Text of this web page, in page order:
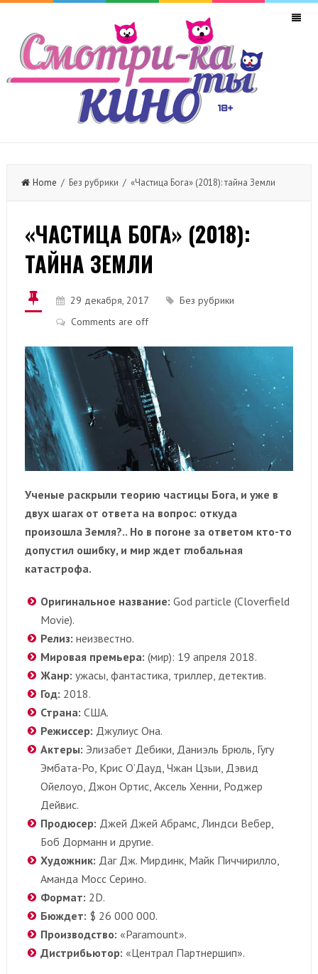
Home / Без рубрики / «Частица Бога» (2018): тайна Земли
«ЧАСТИЦА БОГА» (2018):
ТАЙНА ЗЕМЛИ
29 декабря, 2017
Без рубрики
Comments are off
Ученые раскрыли теорию частицы Бога, и уже в
двух шагах от ответа на вопрос: откуда
произошла Земля?.. Но в погоне за ответом кто-то
допустил ошибку, и мир ждет глобальная
катастрофа.
Оригинальное название: God particle (Cloverfield
Movie).
Релиз: неизвестно.
Мировая премьера: (мир): 19 апреля 2018.
Жанр: ужасы, фантастика, триллер, детектив.
Год: 2018.
Страна: США.
Режиссер: Джулиус Она.
Актеры: Элизабет Дебики, Даниэль Брюль, Гугу
Эмбата-Ро, Крис О’Дауд, Чжан Цзыи, Дэвид
Ойелоуо, Джон Ортис, Аксель Хенни, Роджер
Дейвис.
Продюсер: Джей Джей Абрамс, Линдси Вебер,
Боб Дорманн и другие.
Художник: Даг Дж. Мирдинк, Майк Пиччирилло,
Аманда Мосс Серино.
Формат: 2D.
Бюждет: $ 26 000 000.
Производство: «Paramount».
Дистрибьютор: «Централ Партнершип».